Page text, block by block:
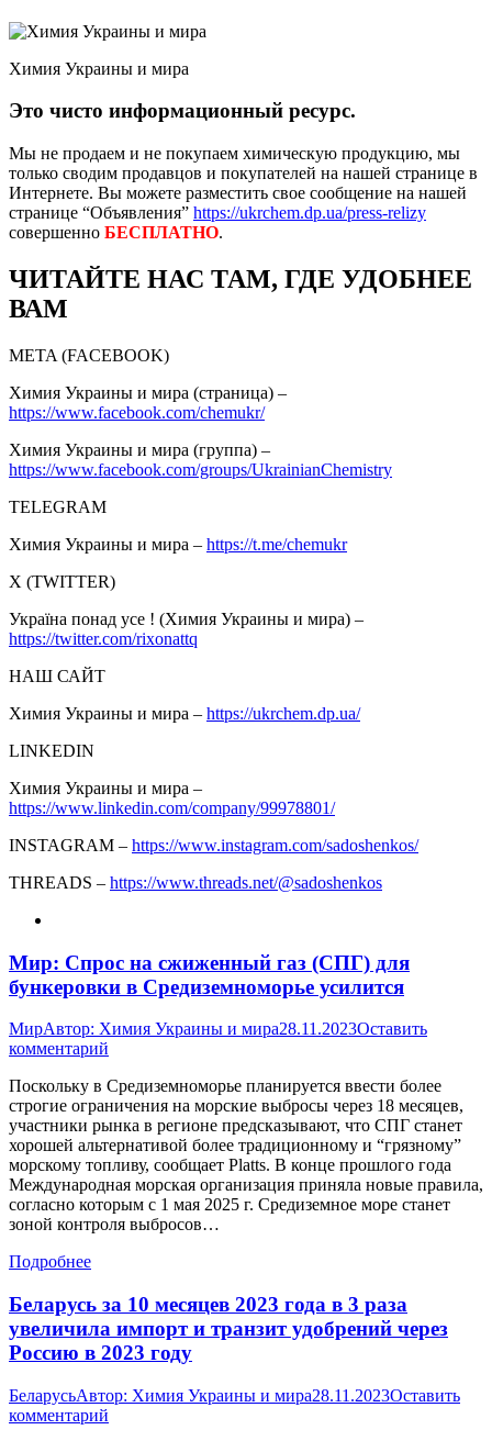
Химия Украины и мира
Это чисто информационный ресурс.
Мы не продаем и не покупаем химическую продукцию, мы
только сводим продавцов и покупателей на нашей странице в
Интернете. Вы можете разместить свое сообщение на нашей
странице “Объявления” https://ukrchem.dp.ua/press-relizy
совершенно БЕСПЛАТНО.
ЧИТАЙТЕ НАС ТАМ, ГДЕ УДОБНЕЕ
ВАМ
META (FACEBOOK)
Химия Украины и мира (страница) –
https://www.facebook.com/chemukr/
Химия Украины и мира (группа) –
https://www.facebook.com/groups/UkrainianChemistry
TELEGRAM
Химия Украины и мира – https://t.me/chemukr
Х (TWITTER)
Україна понад усе ! (Химия Украины и мира) –
https://twitter.com/rixonattq
НАШ САЙТ
Химия Украины и мира – https://ukrchem.dp.ua/
LINKEDIN
Химия Украины и мира –
https://www.linkedin.com/company/99978801/
INSTAGRAM – https://www.instagram.com/sadoshenkos/
THREADS – https://www.threads.net/@sadoshenkos
Мир: Спрос на сжиженный газ (СПГ) для
бункеровки в Средиземноморье усилится
МирАвтор: Химия Украины и мира28.11.2023Оставить
комментарий
Поскольку в Средиземноморье планируется ввести более
строгие ограничения на морские выбросы через 18 месяцев,
участники рынка в регионе предсказывают, что СПГ станет
хорошей альтернативой более традиционному и “грязному”
морскому топливу, сообщает Platts. В конце прошлого года
Международная морская организация приняла новые правила,
согласно которым с 1 мая 2025 г. Средиземное море станет
зоной контроля выбросов…
Подробнее
Беларусь за 10 месяцев 2023 года в 3 раза
увеличила импорт и транзит удобрений через
Россию в 2023 году
БеларусьАвтор: Химия Украины и мира28.11.2023Оставить
комментарий